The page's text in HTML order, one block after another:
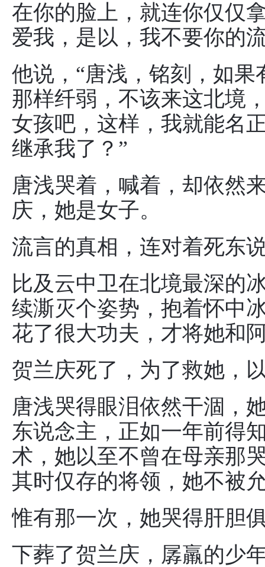
在你的脸上，就连你仅仅
爱我，是以，我不要你的
他说，“唐浅，铭刻，如
那样纤弱，不该来这北境
女孩吧，这样，我就能名
继承我了？”
唐浅哭着，喊着，却依然
庆，她是女子。
流言的真相，连对着死东
比及云中卫在北境最深的
续澌灭个姿势，抱着怀中
花了很大功夫，才将她和
贺兰庆死了，为了救她，
唐浅哭得眼泪依然干涸，
东说念主，正如一年前得
术，她以至不曾在母亲那
其时仅存的将领，她不被
惟有那一次，她哭得肝胆
下葬了贺兰庆，孱羸的少